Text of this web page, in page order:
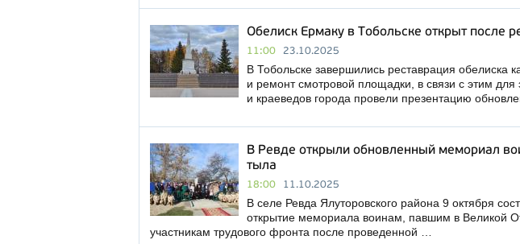
Обелиск Ермаку в Тобольске открыт после
11:00 23.10.2025
В Тобольске завершились реставрация обелиска
и ремонт смотровой площадки, в связи с этим для
и краеведов города провели презентацию
В Ревде открыли обновленный мемориал
тыла
18:00 11.10.2025
В селе Ревда Ялуторовского района 9 октября
открытие мемориала воинам, павшим в Великой
участникам трудового фронта после проведенной …